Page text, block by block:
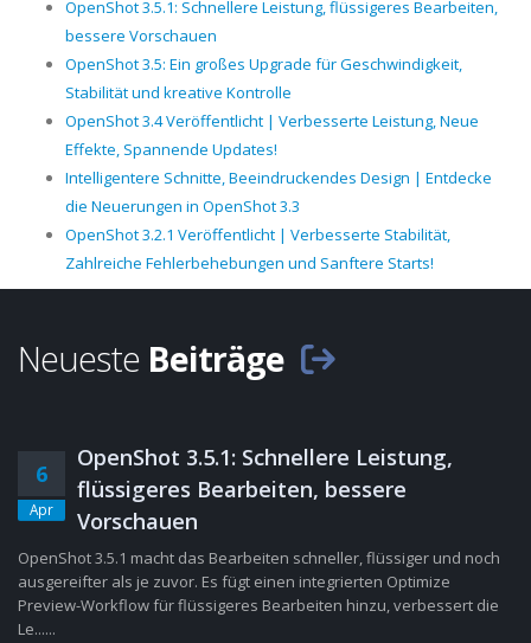
OpenShot 3.5.1: Schnellere Leistung, flüssigeres Bearbeiten,
bessere Vorschauen
OpenShot 3.5: Ein großes Upgrade für Geschwindigkeit,
Stabilität und kreative Kontrolle
OpenShot 3.4 Veröffentlicht | Verbesserte Leistung, Neue
Effekte, Spannende Updates!
Intelligentere Schnitte, Beeindruckendes Design | Entdecke
die Neuerungen in OpenShot 3.3
OpenShot 3.2.1 Veröffentlicht | Verbesserte Stabilität,
Zahlreiche Fehlerbehebungen und Sanftere Starts!
Neueste Beiträge
6
Apr
OpenShot 3.5.1: Schnellere Leistung,
flüssigeres Bearbeiten, bessere
Vorschauen
OpenShot 3.5.1 macht das Bearbeiten schneller, flüssiger und noch
ausgereifter als je zuvor. Es fügt einen integrierten Optimize
Preview-Workflow für flüssigeres Bearbeiten hinzu, verbessert die
Le......